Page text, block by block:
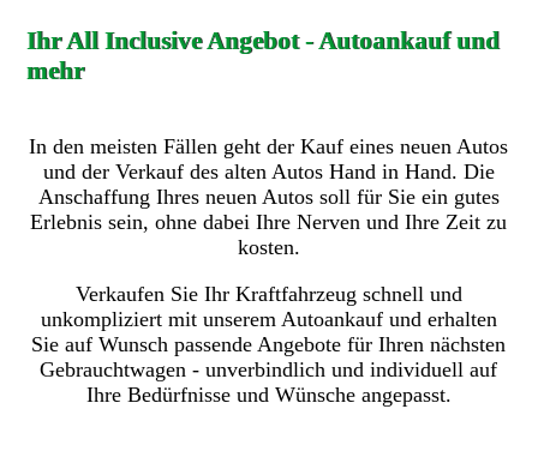
Ihr All Inclusive Angebot - Autoankauf und
mehr
In den meisten Fällen geht der Kauf eines neuen Autos
und der Verkauf des alten Autos Hand in Hand. Die
Anschaffung Ihres neuen Autos soll für Sie ein gutes
Erlebnis sein, ohne dabei Ihre Nerven und Ihre Zeit zu
kosten.
Verkaufen Sie Ihr Kraftfahrzeug schnell und
unkompliziert mit unserem Autoankauf und erhalten
Sie auf Wunsch passende Angebote für Ihren nächsten
Gebrauchtwagen - unverbindlich und individuell auf
Ihre Bedürfnisse und Wünsche angepasst.